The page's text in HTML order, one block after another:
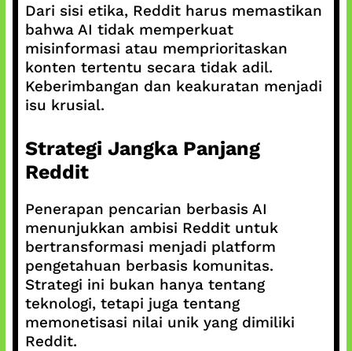
Dari sisi etika, Reddit harus memastikan
bahwa AI tidak memperkuat
misinformasi atau memprioritaskan
konten tertentu secara tidak adil.
Keberimbangan dan keakuratan menjadi
isu krusial.
Strategi Jangka Panjang
Reddit
Penerapan pencarian berbasis AI
menunjukkan ambisi Reddit untuk
bertransformasi menjadi platform
pengetahuan berbasis komunitas.
Strategi ini bukan hanya tentang
teknologi, tetapi juga tentang
memonetisasi nilai unik yang dimiliki
Reddit.